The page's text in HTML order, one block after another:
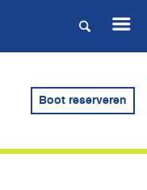
Boot reserveren